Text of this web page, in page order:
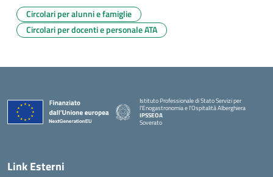
Circolari per alunni e famiglie
Circolari per docenti e personale ATA
Istituto Professionale di Stato Servizi per
l'Enogastronomia e l'Ospitalità Alberghiera
IPSSEOA
Soverato
Link Esterni